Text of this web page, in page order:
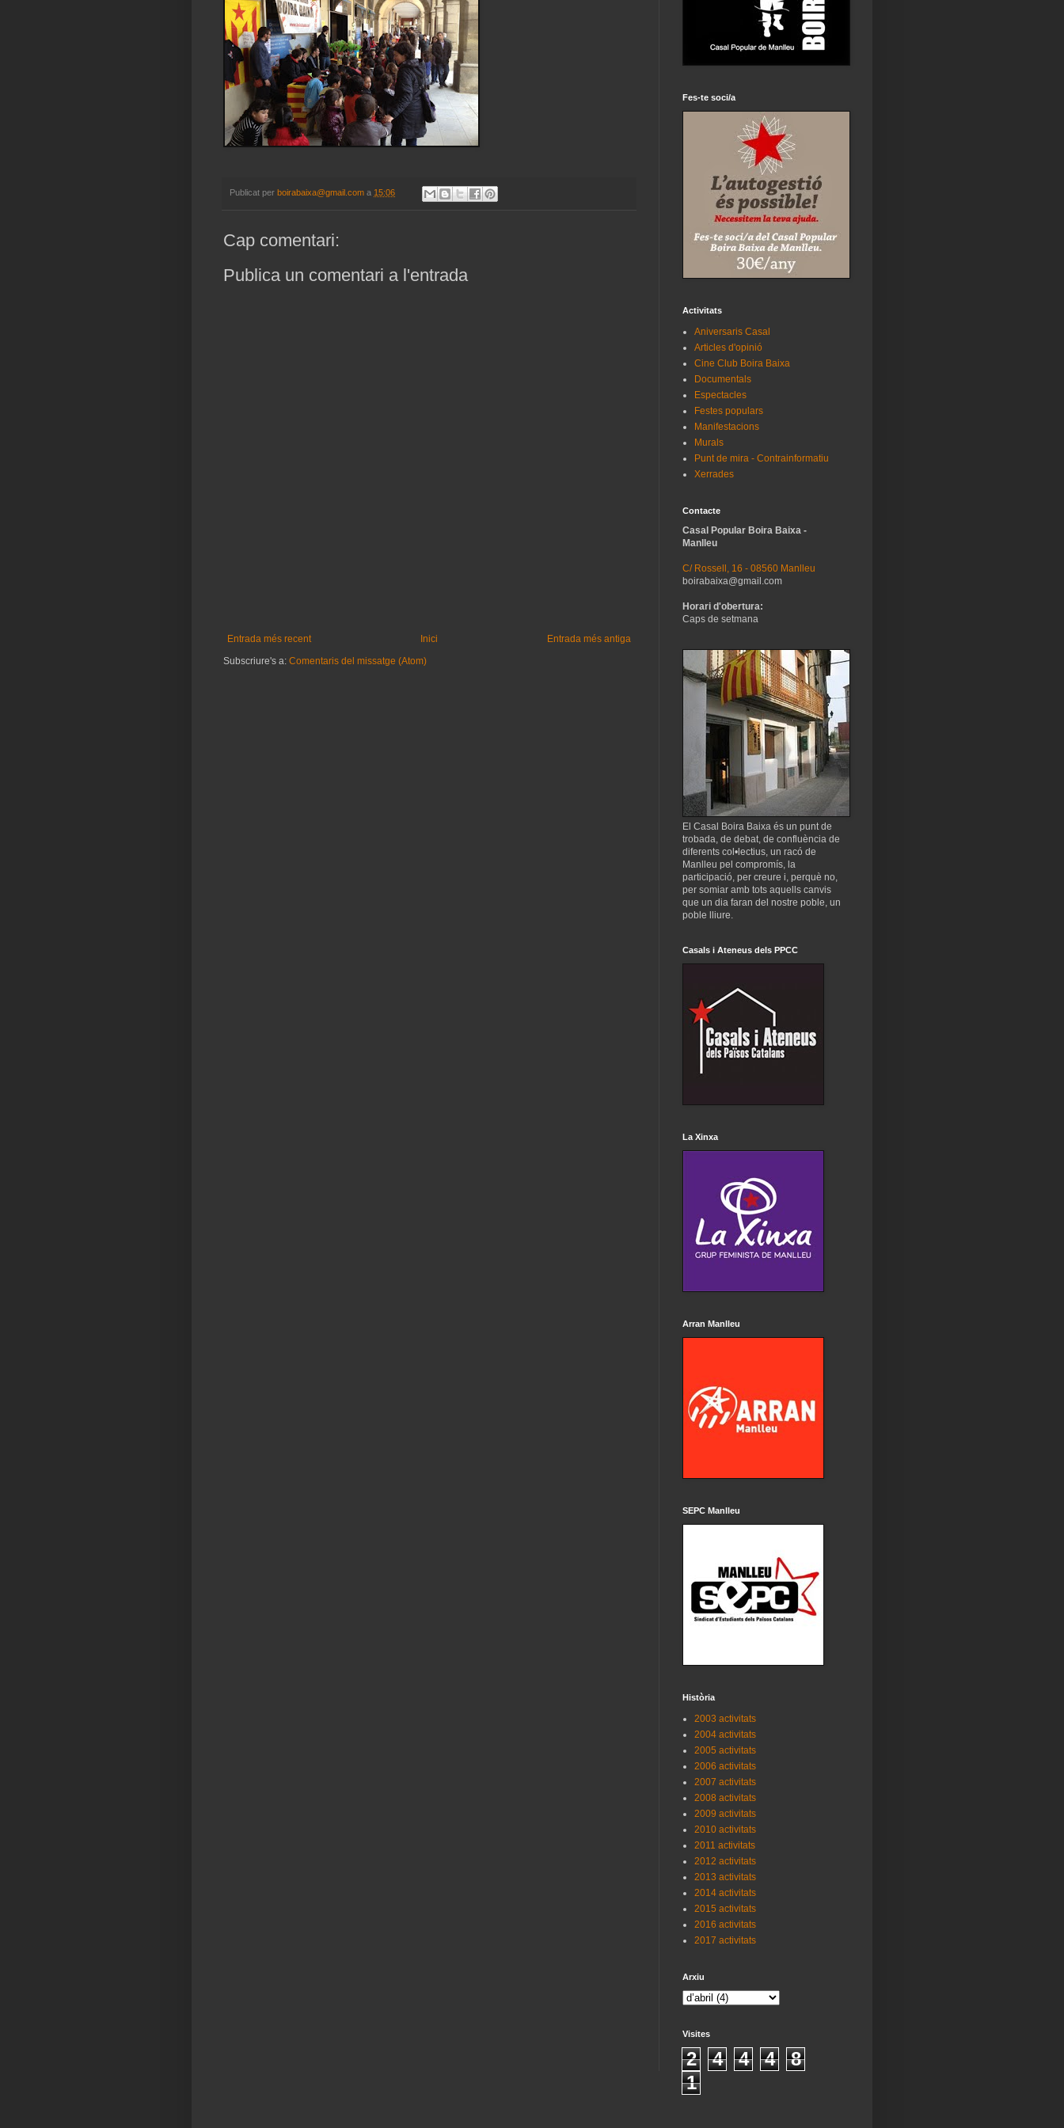
Publicat per boirabaixa@gmail.com a 15:06
Cap comentari:
Publica un comentari a l'entrada
Entrada més recent Entrada més antiga
Inici
Subscriure's a: Comentaris del missatge (Atom)
Fes-te soci/a
Activitats
Aniversaris Casal
Articles d'opinió
Cine Club Boira Baixa
Documentals
Espectacles
Festes populars
Manifestacions
Murals
Punt de mira - Contrainformatiu
Xerrades
Contacte
Casal Popular Boira Baixa -
Manlleu
C/ Rossell, 16 - 08560 Manlleu
boirabaixa@gmail.com
Horari d'obertura:
Caps de setmana
El Casal Boira Baixa és un punt de
trobada, de debat, de confluència de
diferents col•lectius, un racó de
Manlleu pel compromís, la
participació, per creure i, perquè no,
per somiar amb tots aquells canvis
que un dia faran del nostre poble, un
poble lliure.
Casals i Ateneus dels PPCC
La Xinxa
Arran Manlleu
SEPC Manlleu
Història
2003 activitats
2004 activitats
2005 activitats
2006 activitats
2007 activitats
2008 activitats
2009 activitats
2010 activitats
2011 activitats
2012 activitats
2013 activitats
2014 activitats
2015 activitats
2016 activitats
2017 activitats
Arxiu
Visites
2 4 4 4
8
1